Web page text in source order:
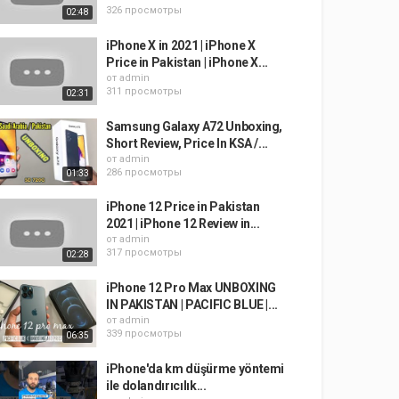
02:48
326 просмотры
02:31
iPhone X in 2021 | iPhone X
Price in Pakistan | iPhone X...
от admin
311 просмотры
01:33
Samsung Galaxy A72 Unboxing,
Short Review, Price In KSA /...
от admin
286 просмотры
02:28
iPhone 12 Price in Pakistan
2021 | iPhone 12 Review in...
от admin
317 просмотры
06:35
iPhone 12 Pro Max UNBOXING
IN PAKISTAN | PACIFIC BLUE |...
от admin
339 просмотры
iPhone'da km düşürme yöntemi
ile dolandırıcılık...